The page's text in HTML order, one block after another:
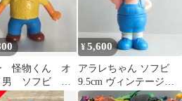
怪物くん オ
男 ソフビ フ
ーセット フィ
¥5,600
アラレちゃん ソフビ
9.5cm ヴィンテージ
1981